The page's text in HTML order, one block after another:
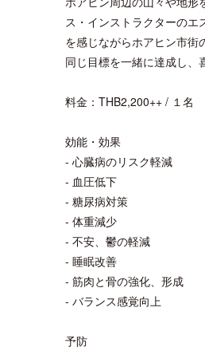
ス・インストラクターのエ
を感じながらホアヒン市街
同じ目標を一緒に達成し、
料金：THB2,200++ / １名
効能・効果
- 心臓病のリスク軽減
- 血圧低下
- 糖尿病対策
- 体重減少
- 不安、鬱の軽減
- 睡眠改善
- 筋肉と骨の強化、形成
- バランス感覚向上
予防